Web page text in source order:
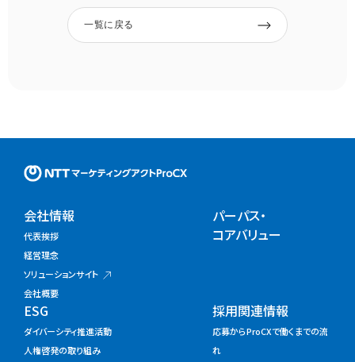
一覧に戻る
NTTマーケティングアクト
会社情報
代表挨拶
経営理念
ソリューションサイト
会社概要
パーパス・
コアバリュー
ESG
ダイバーシティ推進活動
人権啓発の取り組み
採用関連情報
応募からProCXで働くまでの流
れ